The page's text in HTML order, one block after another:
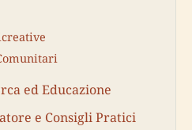
ed Educazione
e Consigli Pratici